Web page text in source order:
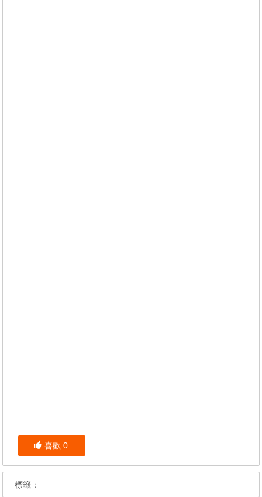
喜歡 0
標籤：